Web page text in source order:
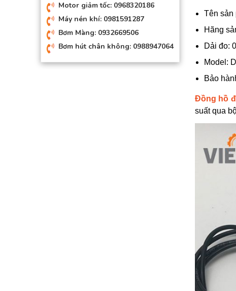
Motor giảm tốc: 0968320186
Máy nén khí: 0981591287
Bơm Màng: 0932669506
Bơm hút chân không: 0988947064
Tên sản
Hãng
Dải đo:
Model:
Bảo
Đồng hồ
suất qua